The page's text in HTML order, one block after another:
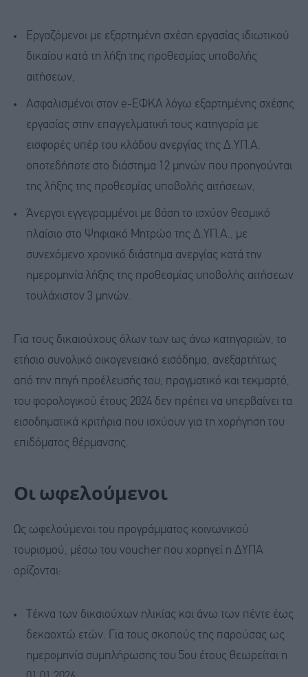
Εργαζόμενοι με εξαρτημένη σχέση εργασίας ιδιωτικού
δικαίου κατά τη λήξη της προθεσμίας υποβολής
αιτήσεων,
Ασφαλισμένοι στον e-EΦΚΑ λόγω εξαρτημένης σχέσης
εργασίας στην επαγγελματική τους κατηγορία με
εισφορές υπέρ του κλάδου ανεργίας της Δ.ΥΠ.Α.
οποτεδήποτε στο διάστημα 12 μηνών που προηγούνται
της λήξης της προθεσμίας υποβολής αιτήσεων,
Άνεργοι εγγεγραμμένοι με βάση το ισχύον θεσμικό
πλαίσιο στο Ψηφιακό Μητρώο της Δ.ΥΠ.Α., με
συνεχόμενο χρονικό διάστημα ανεργίας κατά την
ημερομηνία λήξης της προθεσμίας υποβολής αιτήσεων
τουλάχιστον 3 μηνών.
Για τους δικαιούχους όλων των ως άνω κατηγοριών, το
ετήσιο συνολικό οικογενειακό εισόδημα, ανεξαρτήτως
από την πηγή προέλευσής του, πραγματικό και τεκμαρτό,
του φορολογικού έτους 2024 δεν πρέπει να υπερβαίνει τα
εισοδηματικά κριτήρια που ισχύουν για τη χορήγηση του
επιδόματος θέρμανσης.
Οι ωφελούμενοι
Ως ωφελούμενοι του προγράμματος κοινωνικού
τουρισμού, μέσω του voucher που χορηγεί η ΔΥΠΑ
ορίζονται:
Τέκνα των δικαιούχων ηλικίας και άνω των πέντε έως
δεκαοχτώ ετών. Για τους σκοπούς της παρούσας ως
ημερομηνία συμπλήρωσης του 5ου έτους θεωρείται η